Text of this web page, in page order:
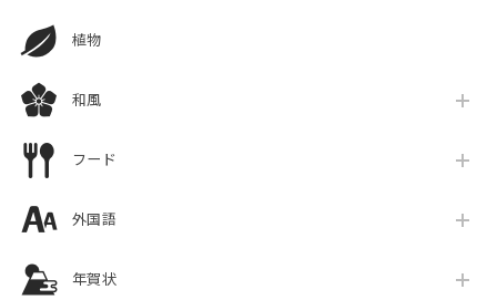
植物
和風
フード
外国語
年賀状